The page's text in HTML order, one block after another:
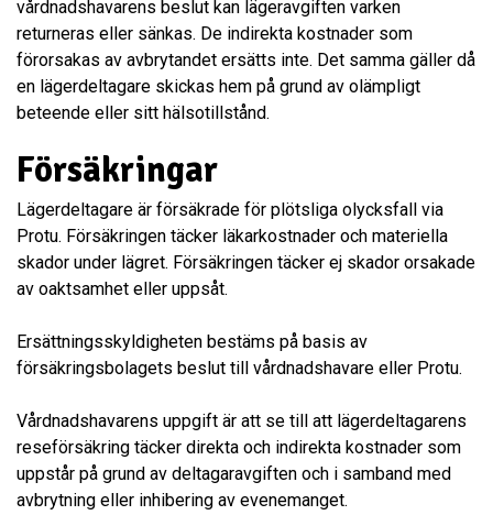
vårdnadshavarens beslut kan lägeravgiften varken
returneras eller sänkas. De indirekta kostnader som
förorsakas av avbrytandet ersätts inte. Det samma gäller då
en lägerdeltagare skickas hem på grund av olämpligt
beteende eller sitt hälsotillstånd.
Försäkringar
Lägerdeltagare är försäkrade för plötsliga olycksfall via
Protu. Försäkringen täcker läkarkostnader och materiella
skador under lägret. Försäkringen täcker ej skador orsakade
av oaktsamhet eller uppsåt.
Ersättningsskyldigheten bestäms på basis av
försäkringsbolagets beslut till vårdnadshavare eller Protu.
Vårdnadshavarens uppgift är att se till att lägerdeltagarens
reseförsäkring täcker direkta och indirekta kostnader som
uppstår på grund av deltagaravgiften och i samband med
avbrytning eller inhibering av evenemanget.